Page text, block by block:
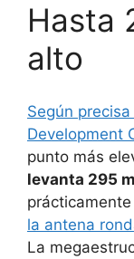
Hasta
alto
Según
Development
punto más
levanta 295
la antena
La